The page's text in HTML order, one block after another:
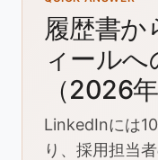
履歴書か
ィール
（2026年
LinkedInには
り、採用担当